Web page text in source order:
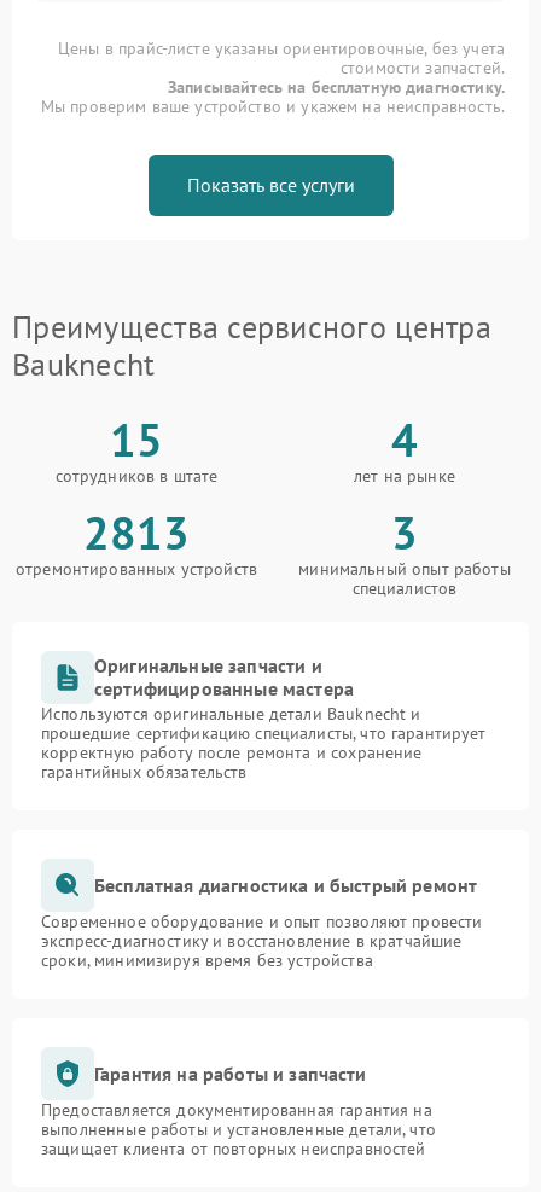
Цены в прайс-листе указаны ориентировочные, без учета
стоимости запчастей.
Записывайтесь на бесплатную диагностику.
Мы проверим ваше устройство и укажем на неисправность.
Показать все услуги
Преимущества сервисного центра
Bauknecht
15
сотрудников в штате
4
лет на рынке
2813
отремонтированных устройств
3
минимальный опыт работы
специалистов
Оригинальные запчасти и
сертифицированные мастера
Используются оригинальные детали Bauknecht и
прошедшие сертификацию специалисты, что гарантирует
корректную работу после ремонта и сохранение
гарантийных обязательств
Бесплатная диагностика и быстрый ремонт
Современное оборудование и опыт позволяют провести
экспресс-диагностику и восстановление в кратчайшие
сроки, минимизируя время без устройства
Гарантия на работы и запчасти
Предоставляется документированная гарантия на
выполненные работы и установленные детали, что
защищает клиента от повторных неисправностей